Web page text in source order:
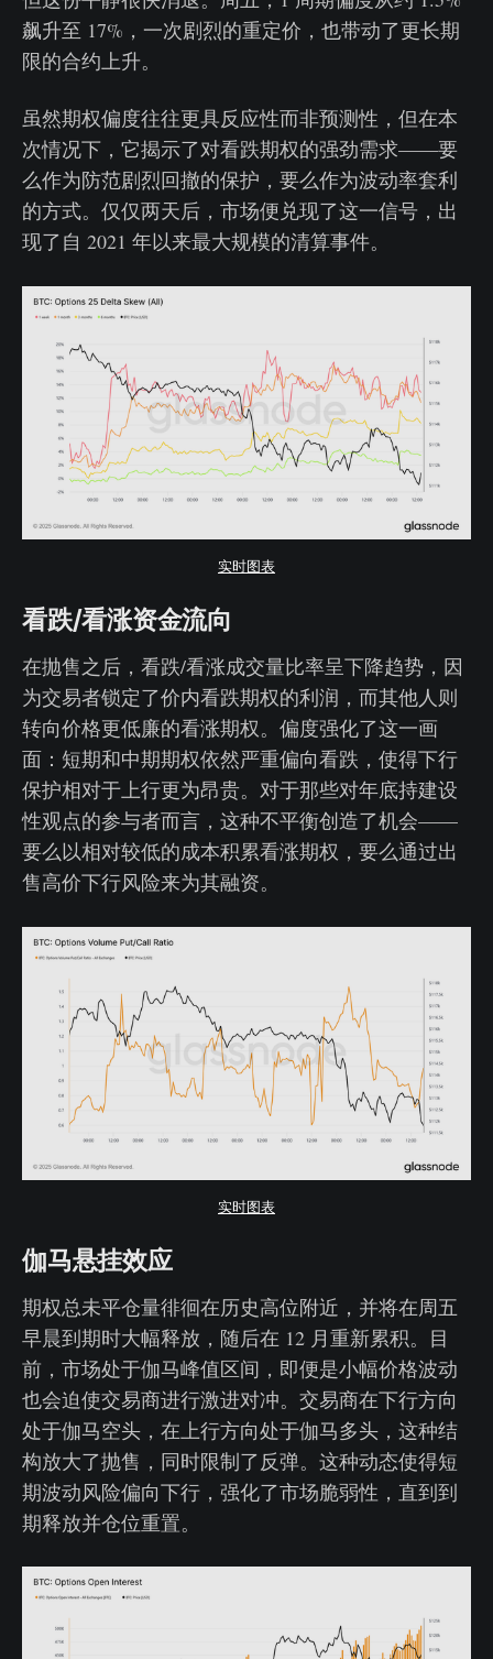
飙升至 17%，一次剧烈的重定价，也带动了更长期
限的合约上升。
虽然期权偏度往往更具反应性而非预测性，但在本
次情况下，它揭示了对看跌期权的强劲需求——要
么作为防范剧烈回撤的保护，要么作为波动率套利
的方式。仅仅两天后，市场便兑现了这一信号，出
现了自 2021 年以来最大规模的清算事件。
实时图表
看跌/看涨资金流向
在抛售之后，看跌/看涨成交量比率呈下降趋势，因
为交易者锁定了价内看跌期权的利润，而其他人则
转向价格更低廉的看涨期权。偏度强化了这一画
面：短期和中期期权依然严重偏向看跌，使得下行
保护相对于上行更为昂贵。对于那些对年底持建设
性观点的参与者而言，这种不平衡创造了机会——
要么以相对较低的成本积累看涨期权，要么通过出
售高价下行风险来为其融资。
实时图表
伽马悬挂效应
期权总未平仓量徘徊在历史高位附近，并将在周五
早晨到期时大幅释放，随后在 12 月重新累积。目
前，市场处于伽马峰值区间，即便是小幅价格波动
也会迫使交易商进行激进对冲。交易商在下行方向
处于伽马空头，在上行方向处于伽马多头，这种结
构放大了抛售，同时限制了反弹。这种动态使得短
期波动风险偏向下行，强化了市场脆弱性，直到到
期释放并仓位重置。